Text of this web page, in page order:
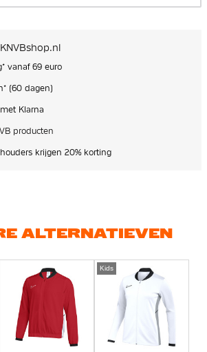
vanaf 69 euro
(60 dagen)
Klarna
producten
krijgen 20% korting
ALTERNATIEVEN
Kids